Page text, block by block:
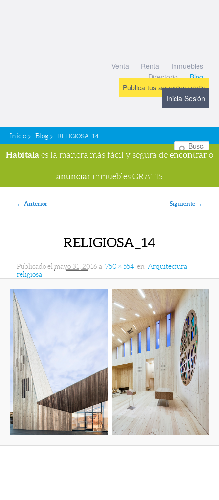
Venta Renta
Inmuebles
Directorio
Blog
Publica tus anuncios gratis
Inicia Sesión
Inicio > Blog > RELIGIOSA_14
Habítala es la manera más fácil y segura de encontrar o
anunciar inmuebles GRATIS
Navegador de imágenes
← Anterior Siguiente →
RELIGIOSA_14
Publicado el mayo 31, 2016 a 750 × 554 en Arquitectura
religiosa